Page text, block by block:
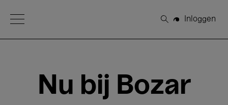
Open Menu
Zoeken
Inloggen
Nu bij Bozar